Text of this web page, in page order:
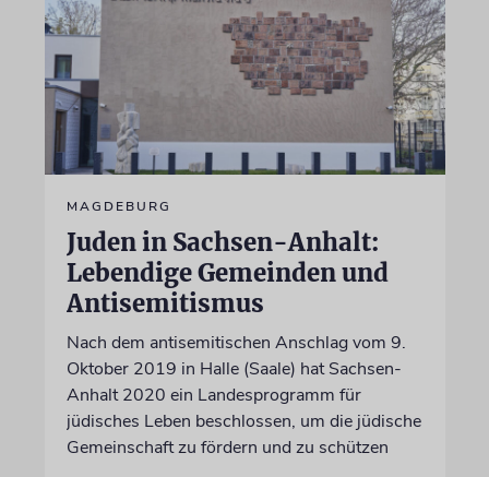
MAGDEBURG
Juden in Sachsen-Anhalt:
Lebendige Gemeinden und
Antisemitismus
Nach dem antisemitischen Anschlag vom 9.
Oktober 2019 in Halle (Saale) hat Sachsen-
Anhalt 2020 ein Landesprogramm für
jüdisches Leben beschlossen, um die jüdische
Gemeinschaft zu fördern und zu schützen